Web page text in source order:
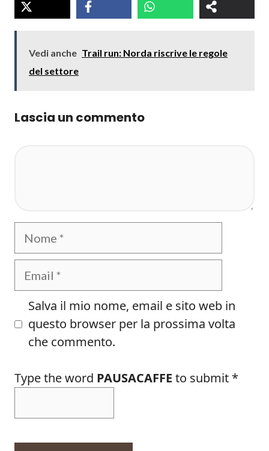
Vedi anche Trail run: Norda riscrive le regole
del settore
Lascia un commento
Nome
Email
Salva il mio nome, email e sito web in
questo browser per la prossima volta
che commento.
Type the word PAUSACAFFE to submit *